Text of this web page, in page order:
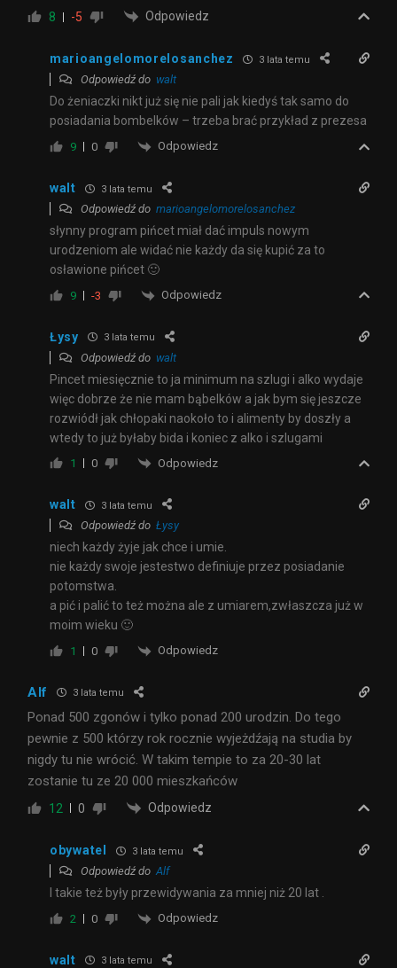
8 -5 Odpowiedz
marioangelomorelosanchez 3 lata temu
Odpowiedź do walt
Do żeniaczki nikt już się nie pali jak kiedyś tak samo do
posiadania bombelków – trzeba brać przykład z prezesa
9 0 Odpowiedz
walt 3 lata temu
Odpowiedź do marioangelomorelosanchez
słynny program pińcet miał dać impuls nowym
urodzeniom ale widać nie każdy da się kupić za to
osławione pińcet 🙂
9 -3 Odpowiedz
Łysy 3 lata temu
Odpowiedź do walt
Pincet miesięcznie to ja minimum na szlugi i alko wydaje
więc dobrze że nie mam bąbelków a jak bym się jeszcze
rozwiódł jak chłopaki naokoło to i alimenty by doszły a
wtedy to już byłaby bida i koniec z alko i szlugami
1 0 Odpowiedz
walt 3 lata temu
Odpowiedź do Łysy
niech każdy żyje jak chce i umie.
nie każdy swoje jestestwo definiuje przez posiadanie
potomstwa.
a pić i palić to też można ale z umiarem,zwłaszcza już w
moim wieku 🙂
1 0 Odpowiedz
Alf 3 lata temu
Ponad 500 zgonów i tylko ponad 200 urodzin. Do tego
pewnie z 500 którzy rok rocznie wyjeżdźają na studia by
nigdy tu nie wrócić. W takim tempie to za 20-30 lat
zostanie tu ze 20 000 mieszkańców
12 0 Odpowiedz
obywatel 3 lata temu
Odpowiedź doAlf
I takie też były przewidywania za mniej niż 20 lat .
2 0 Odpowiedz
walt 3 lata temu